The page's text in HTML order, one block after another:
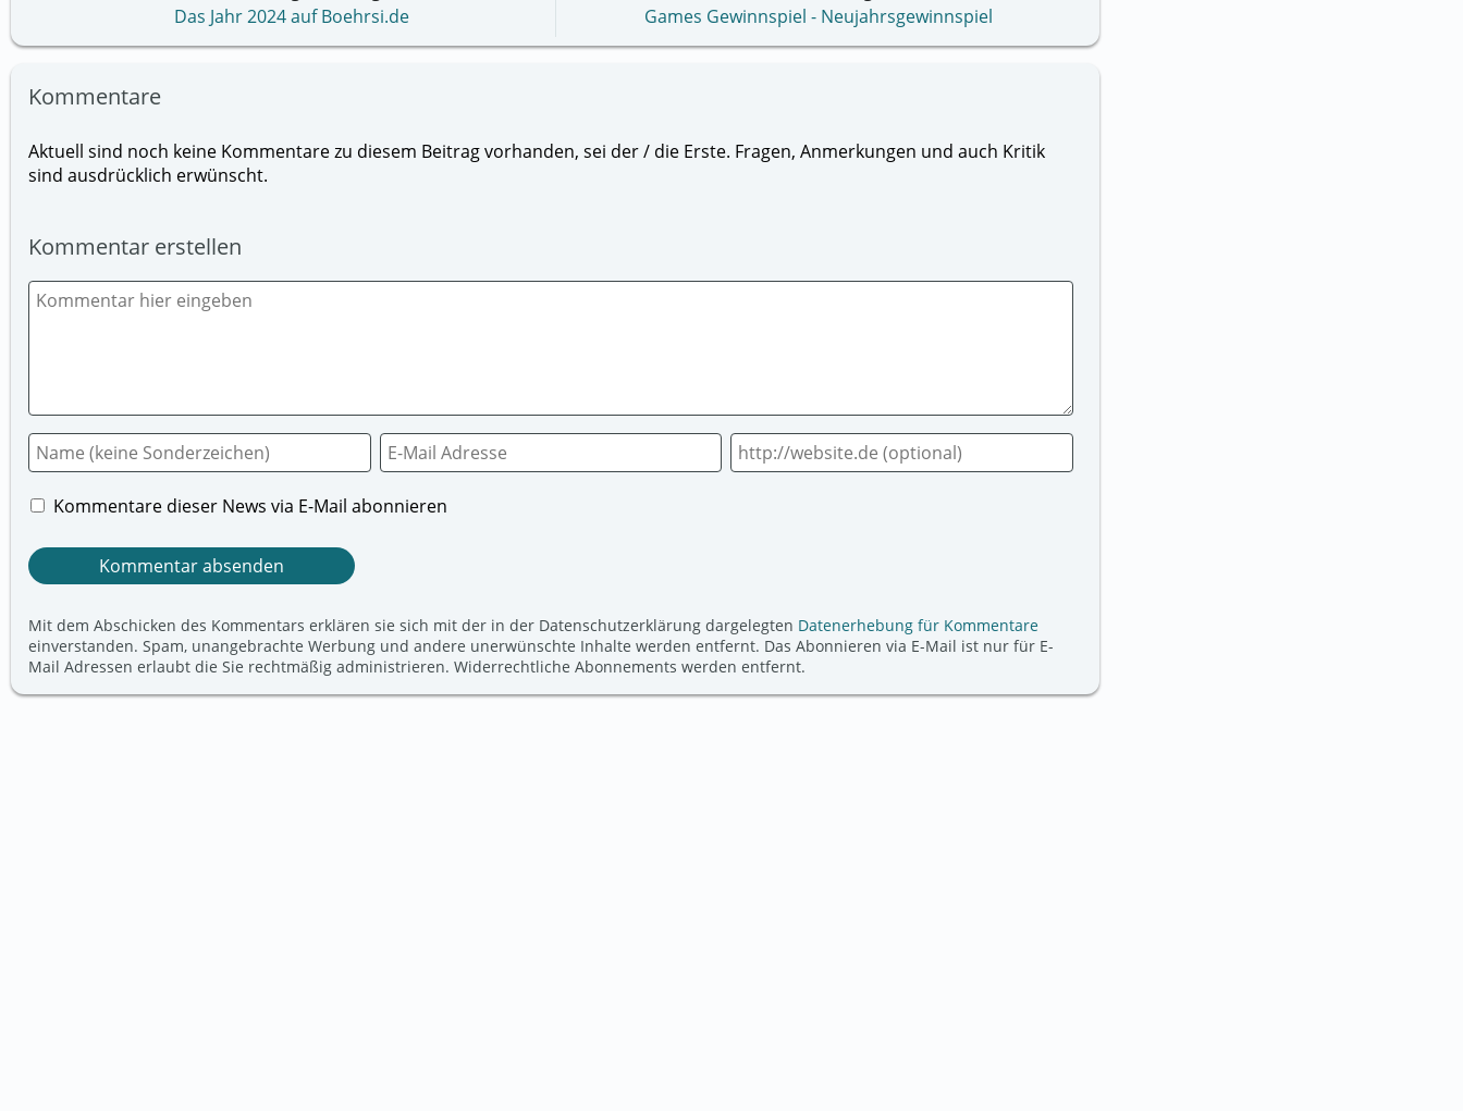
Das Jahr 2024 auf Boehrsi.de
Games Gewinnspiel - Neujahrsgewinnspiel
Kommentare
Aktuell sind noch keine Kommentare zu diesem Beitrag vorhanden, sei der / die Erste. Fragen, Anmerkungen und auch Kritik
sind ausdrücklich erwünscht.
Kommentar erstellen
Kommentare dieser News via E-Mail abonnieren
Mit dem Abschicken des Kommentars erklären sie sich mit der in der Datenschutzerklärung dargelegten Datenerhebung für Kommentare
einverstanden. Spam, unangebrachte Werbung und andere unerwünschte Inhalte werden entfernt. Das Abonnieren via E-Mail ist nur für E-
Mail Adressen erlaubt die Sie rechtmäßig administrieren. Widerrechtliche Abonnements werden entfernt.